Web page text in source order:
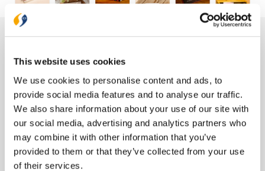
This website uses cookies
We use cookies to personalise content and ads, to
provide social media features and to analyse our traffic.
We also share information about your use of our site with
our social media, advertising and analytics partners who
may combine it with other information that you’ve
provided to them or that they’ve collected from your use
of their services.
was, evenals zijn achtergrond en brengt zo de
verhalen echt tot leven. (...) Door de uitleg bij elk
bijbelgedeelte kun je écht het Woord tot je nemen
en in je dagelijkse leven in de praktijk brengen. Écht
‘gewone’ Bijbel. - Leonie Duyster over Het nieuwe
Ons hele assortiment
Bijbels
Bijbelse cadeaus
Het Boek
Herziene Statenvertaling
Nieuwe Bijbelvertaling 2021
Willibrordvertaling
Zij Lacht